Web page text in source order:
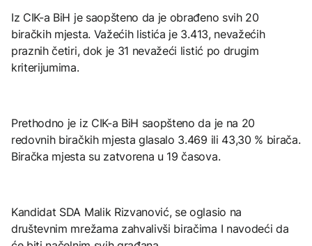
Iz CIK-a BiH je saopšteno da je obrađeno svih 20
biračkih mjesta. Važećih listića je 3.413, nevažećih
praznih četiri, dok je 31 nevažeći listić po drugim
kriterijumima.
Prethodno je iz CIK-a BiH saopšteno da je na 20
redovnih biračkih mjesta glasalo 3.469 ili 43,30 % birača.
Biračka mjesta su zatvorena u 19 časova.
Kandidat SDA Malik Rizvanović, se oglasio na
društevnim mrežama zahvalivši biračima I navodeći da